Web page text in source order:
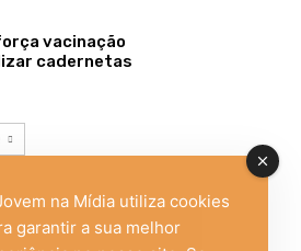
vacinação
cadernetas
na Mídia utiliza cookies
garantir a sua melhor